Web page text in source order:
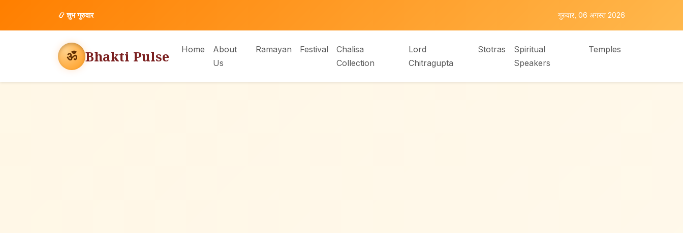
📿शुभ गुरुवार गुरुवार, 06 अगस्त 2026
ॐ Bhakti Pulse Home
About
Us
Ramayan Festival
Chalisa
Collection
Lord
Chitragupta
Stotras
Spiritual
Speakers
Temples